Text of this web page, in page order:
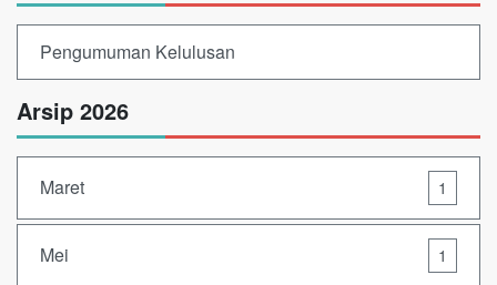
Pengumuman Kelulusan
Arsip 2026
Maret 1
Mei 1